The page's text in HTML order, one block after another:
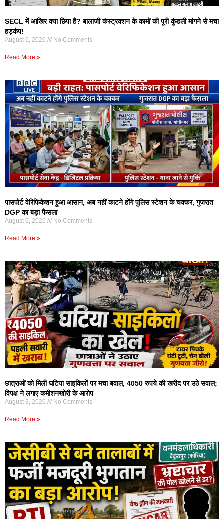
SECL में आखिर क्या छिपा है? बालाजी कंस्ट्रक्शन के कामों की पूरी कुंडली मांगने से मचा
हड़कंप!
August 6, 2026 No Comments
Read More »
पासपोर्ट वेरिफिकेशन हुआ आसान, अब नहीं काटने होंगे पुलिस स्टेशन के चक्कर, गुजरात
DGP का बड़ा फैसला
August 6, 2026 No Comments
Read More »
छात्राओं को मिली घटिया साइकिलों पर मचा बवाल, 4050 रुपये की खरीद पर उठे सवाल;
विपक्ष ने लगाए कमीशनखोरी के आरोप
August 3, 2026 No Comments
Read More »